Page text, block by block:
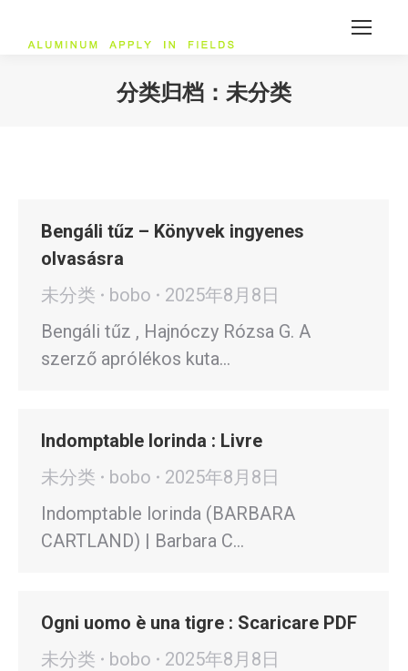
分类归档： 未分类
Bengáli tűz – Könyvek ingyenes
olvasásra
未分类
bobo
2025年8月8日
Bengáli tűz , Hajnóczy Rózsa G. A
szerző aprólékos kuta…
Indomptable lorinda : Livre
未分类
bobo
2025年8月8日
Indomptable lorinda (BARBARA
CARTLAND) | Barbara C…
Ogni uomo è una tigre : Scaricare PDF
未分类
bobo
2025年8月8日